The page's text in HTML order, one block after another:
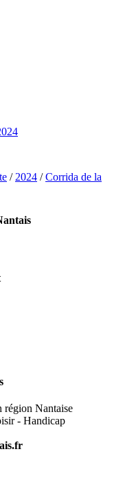
/ 2024 /Corrida de la
région Nantaise
- Handicap